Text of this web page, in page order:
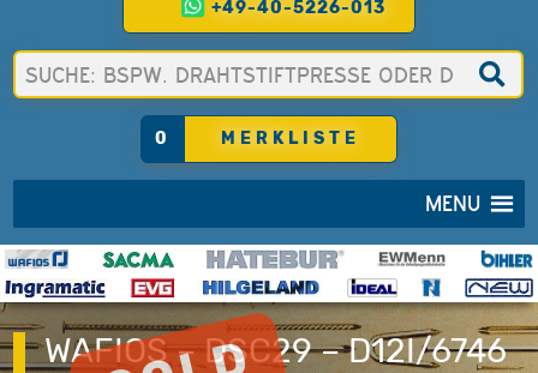
+49-40-5226-013
0 MERKLISTE
MENU
WAFIOS – DSC29 – D12I/6746